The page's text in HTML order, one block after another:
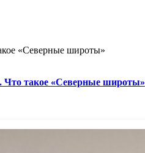
«Северные широты»
Что такое «Северные широты»